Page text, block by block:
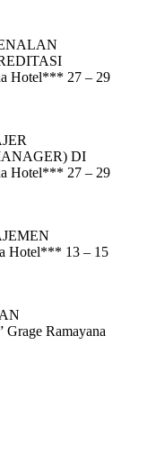
Hotel*** 27 – 29
DI
Hotel*** 27 – 29
Hotel*** 13 – 15
Ramayana